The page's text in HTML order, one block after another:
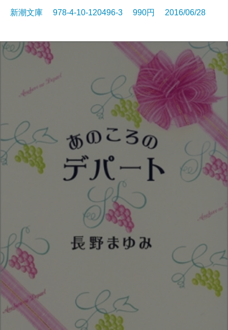
新潮文庫 978-4-10-120496-3 990円 2016/06/28